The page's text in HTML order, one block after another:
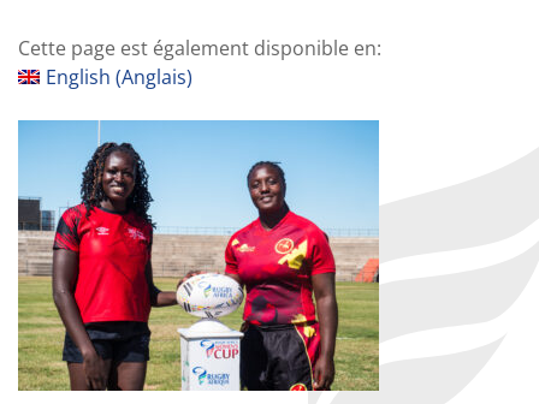
Cette page est également disponible en:
English (Anglais)